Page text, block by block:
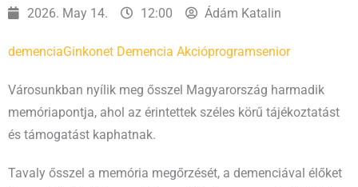
2026. May 14. 12:00 Ádám Katalin
demenciaGinkonet Demencia Akcióprogramsenior
Városunkban nyílik meg ősszel Magyarország harmadik
memóriapontja, ahol az érintettek széles körű tájékoztatást
és támogatást kaphatnak.
Tavaly ősszel a memória megőrzését, a demenciával élőket